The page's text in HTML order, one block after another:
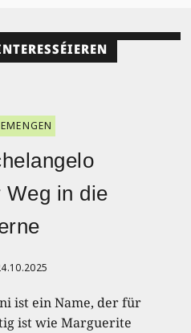
Weg in die
ist ein Name, der für
ist wie Marguerite